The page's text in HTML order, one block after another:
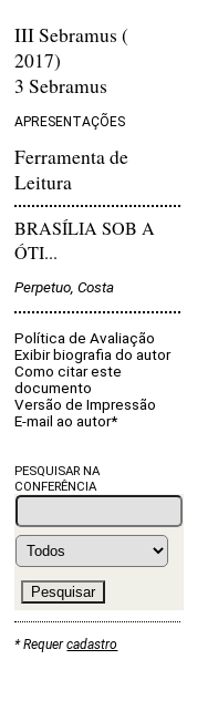
III Sebramus (
2017)
3 Sebramus
APRESENTAÇÕES
Ferramenta de
Leitura
BRASÍLIA SOB A
ÓTI...
Perpetuo, Costa
Política de Avaliação
Exibir biografia do autor
Como citar este
documento
Versão de Impressão
E-mail ao autor*
PESQUISAR NA
CONFERÊNCIA
* Requercadastro